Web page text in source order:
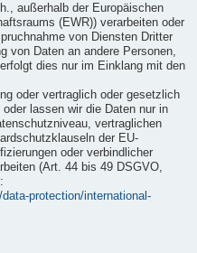
außerhalb der Europäischen
(EWR)) verarbeiten oder
von Diensten Dritter
von Daten an andere Personen,
dies nur im Einklang mit den
oder vertraglich oder gesetzlich
lassen wir die Daten nur in
vertraglichen
der EU-
oder verbindlicher
(Art. 44 bis 49 DSGVO,
protection/international-